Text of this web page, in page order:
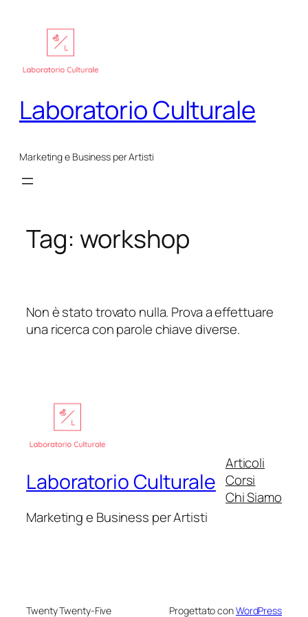
contenuto
Laboratorio Culturale
Marketing e Business per Artisti
Tag: workshop
Non è stato trovato nulla. Prova a effettuare
una ricerca con parole chiave diverse.
Laboratorio Culturale
Marketing e Business per Artisti
Articoli
Corsi
Chi Siamo
Twenty Twenty-Five Progettato conWordPress